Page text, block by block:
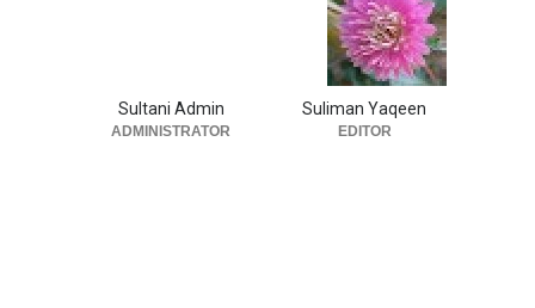
Suliman Yaqeen
EDITOR
Sultani Admin
ADMINISTRATOR